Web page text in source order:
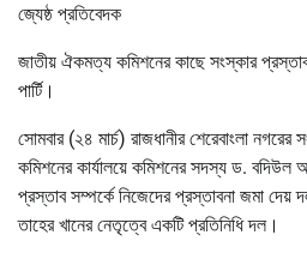
জ্যেষ্ঠ প্রতিবেদক
জাতীয় ঐকমত্য কমিশনের কাছে সংস্কার প্রস্তাব
পার্টি।
সোমবার (২৪ মার্চ) রাজধানীর শেরেবাংলা
কমিশনের কার্যালয়ে কমিশনের সদস্য ড. বদিউল
প্রস্তাব সম্পর্কে নিজেদের প্রস্তাবনা জমা দেয়
তাহের খানের নেতৃত্বে একটি প্রতিনিধি দল।